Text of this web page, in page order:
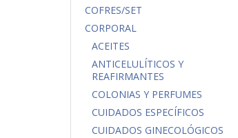
COFRES/SET
CORPORAL
ACEITES
ANTICELULÍTICOS Y
REAFIRMANTES
COLONIAS Y PERFUMES
CUIDADOS ESPECÍFICOS
CUIDADOS GINECOLÓGICOS